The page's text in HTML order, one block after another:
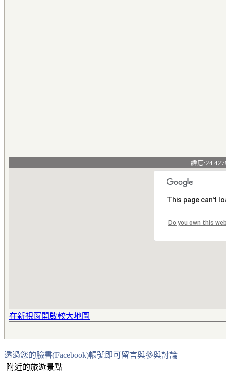
緯度
This page can't
Do you own this
在新視窗開啟較大地圖
透過您的臉書(Facebook)帳號即可留言與參與討論
附近的旅遊景點